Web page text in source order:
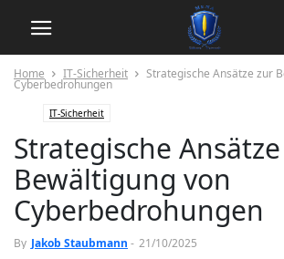
Home IT-Sicherheit Strategische Ansätze zur
Cyberbedrohungen
IT-Sicherheit
Strategische
Bewältigung von
Cyberbedrohungen
By Jakob Staubmann - 21/10/2025